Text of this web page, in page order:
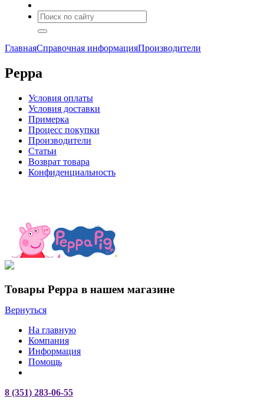
ГлавнаяСправочная информацияПроизводители
Peppa
Условия оплаты
Условия доставки
Примерка
Процесс покупки
Производители
Статьи
Возврат товара
Конфиденциальность
Товары Peppa в нашем магазине
Вернуться
На главную
Компания
Информация
Помощь
8 (351) 283-06-55